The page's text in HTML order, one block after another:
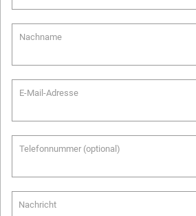
Nachname
E-Mail-Adresse
Telefonnummer (optional)
Nachricht